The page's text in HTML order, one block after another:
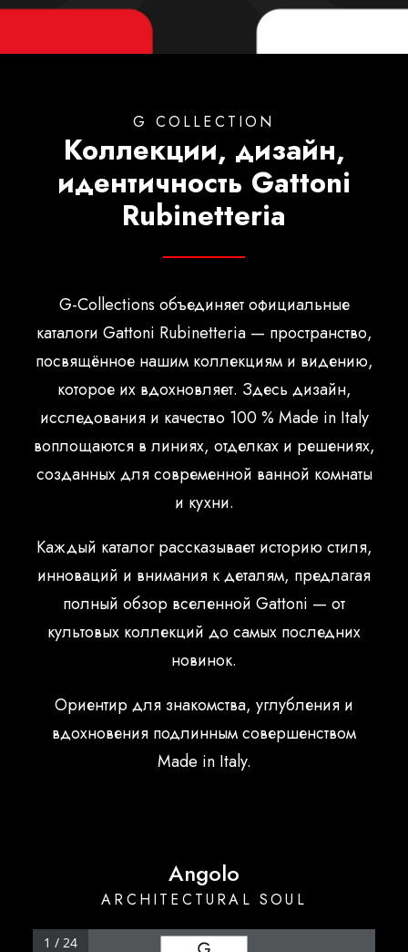
Русский
G COLLECTION
Коллекции, дизайн,
идентичность Gattoni
Rubinetteria
G-Collections объединяет официальные
каталоги Gattoni Rubinetteria — пространство,
посвящённое нашим коллекциям и видению,
которое их вдохновляет. Здесь дизайн,
исследования и качество 100 % Made in Italy
воплощаются в линиях, отделках и решениях,
созданных для современной ванной комнаты
и кухни.
Каждый каталог рассказывает историю стиля,
инноваций и внимания к деталям, предлагая
полный обзор вселенной Gattoni — от
культовых коллекций до самых последних
новинок.
Ориентир для знакомства, углубления и
вдохновения подлинным совершенством
Made in Italy.
Angolo
ARCHITECTURAL SOUL
1 / 24